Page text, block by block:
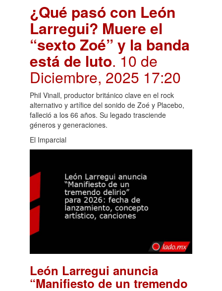
¿Qué pasó con León
Larregui? Muere el
“sexto Zoé” y la banda
está de luto. 10 de
Diciembre, 2025 17:20
Phil Vinall, productor británico clave en el rock
alternativo y artífice del sonido de Zoé y Placebo,
falleció a los 66 años. Su legado trasciende
géneros y generaciones.
El Imparcial
León Larregui anuncia
“Manifiesto de un tremendo